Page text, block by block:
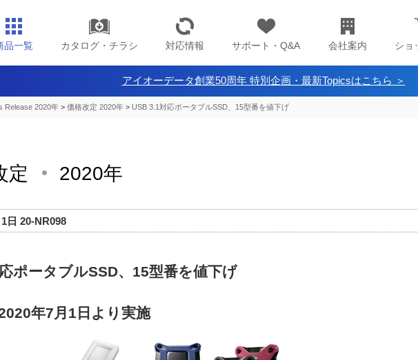
品一覧 カタログ・チラシ 対応情報 サポート・Q&A 会社案内 ショ
アイオーデータ創業50周年 特別企画・最新Topicsはこちら ＞
Release 2020年 > 価格改定 2020年 > USB 3.1対応ポータブルSSD、15型番を値下げ
定 2020年
日 20-NR098
ポータブルSSD、15型番を値下げ
年7月1日より実施